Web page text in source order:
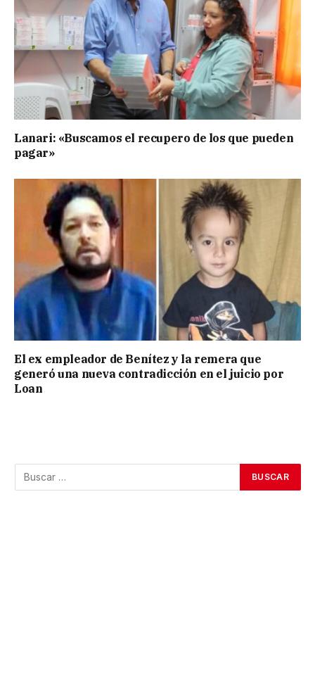
Lanari: «Buscamos el recupero de los que pueden
pagar»
El ex empleador de Benítez y la remera que
generó una nueva contradicción en el juicio por
Loan